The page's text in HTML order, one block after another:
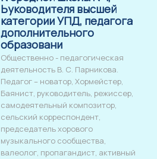
Ьуководителя высшей
категории УПД, педагога
дополнительного
образовани
Общественно - педагогическая
деятельность В. С. Парникова.
Педагог – новатор, Хормейстер,
Баянист, руководитель, режиссер,
самодеятельный композитор,
сельский корреспондент,
председатель хорового
музыкального сообщества,
валеолог, пропагандист, активный